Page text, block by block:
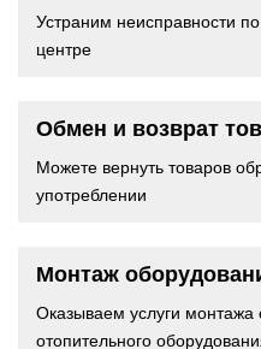
Устраним неисправности
центре
Обмен и возврат
Можете вернуть товаров
употреблении
Монтаж
Оказываем услуги монтажа
отопительного